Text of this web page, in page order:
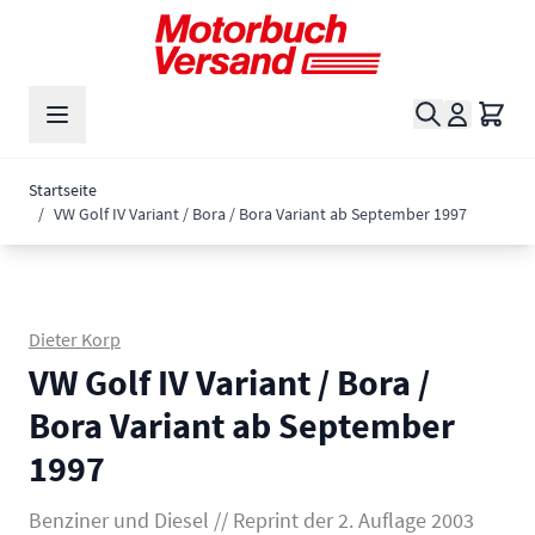
Zum Inhalt springen
Suche
Startseite
/ VW Golf IV Variant / Bora / Bora Variant ab September 1997
Dieter Korp
VW Golf IV Variant / Bora /
Bora Variant ab September
1997
Benziner und Diesel // Reprint der 2. Auflage 2003